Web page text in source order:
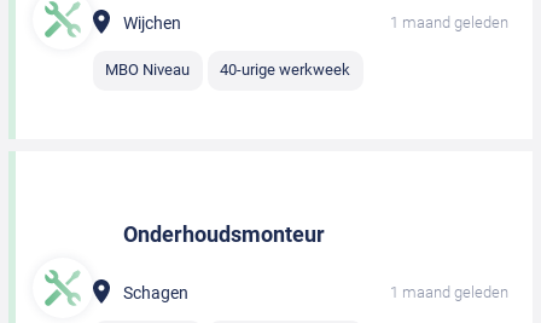
Wijchen 1 maand geleden
MBO Niveau 40-urige werkweek
Onderhoudsmonteur
Schagen 1 maand geleden